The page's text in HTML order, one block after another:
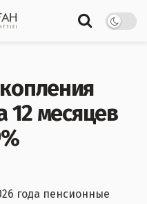
12 месяцев
года пенсионные